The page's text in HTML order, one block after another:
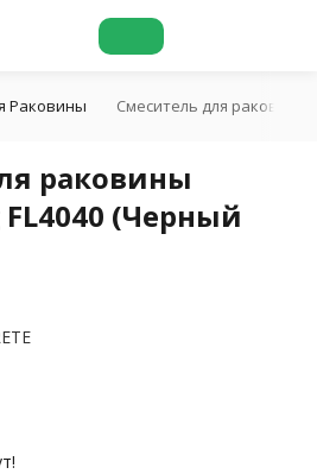
Раковины Cмеситель для раковины
раковины
FL4040 (Черный